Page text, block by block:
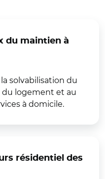
du maintien à
solvabilisation du
du logement et au
à domicile.
résidentiel des